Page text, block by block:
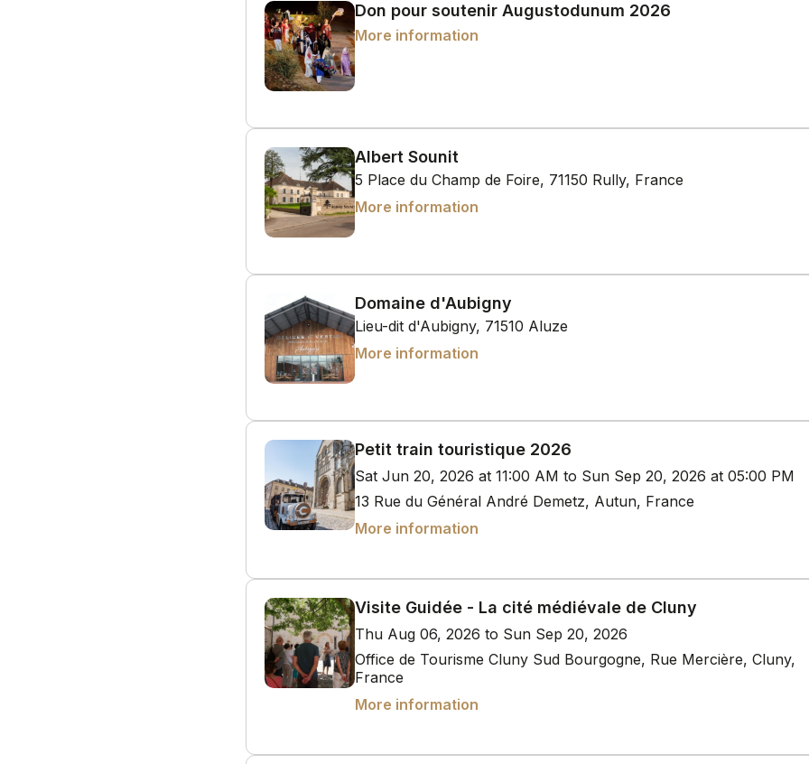
Don pour soutenir Augustodunum 2026
More information
Albert Sounit
5 Place du Champ de Foire, 71150 Rully, France
More information
Domaine d'Aubigny
Lieu-dit d'Aubigny, 71510 Aluze
More information
Petit train touristique 2026
Sat Jun 20, 2026 at 11:00 AM to Sun Sep 20, 2026 at 05:00 PM
13 Rue du Général André Demetz, Autun, France
More information
Visite Guidée - La cité médiévale de Cluny
Thu Aug 06, 2026 to Sun Sep 20, 2026
Office de Tourisme Cluny Sud Bourgogne, Rue Mercière, Cluny,
France
More information